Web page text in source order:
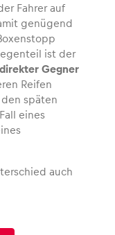
Fahrer auf
genügend
ist der
Gegner
Reifen
späten
eines
auch